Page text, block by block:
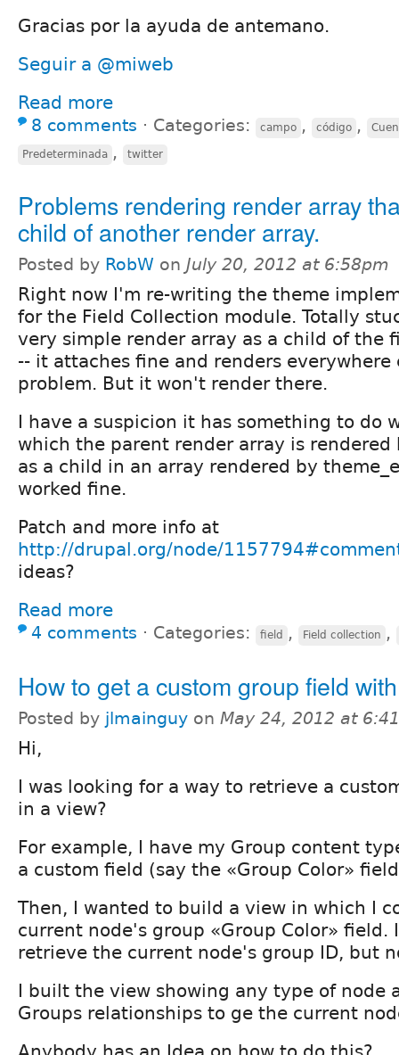
Gracias por la ayuda de antemano.
Seguir a @miweb
Read more
8 comments ⋅ Categories: campo , código ,
Predeterminada , twitter
Problems rendering render array
child of another render array.
Posted by RobW on July 20, 2012 at 6:58pm
Right now I'm re-writing the theme
for the Field Collection module. Totally
very simple render array as a child of the
-- it attaches fine and renders everywhere
problem. But it won't render there.
I have a suspicion it has something to do
which the parent render array is rendered
as a child in an array rendered by
worked fine.
Patch and more info at
http://drupal.org/node/
ideas?
Read more
4 comments ⋅ Categories: field , Field collection ,
How to get a custom group field
Posted by jlmainguy on May 24, 2012 at
Hi,
I was looking for a way to retrieve a
in a view?
For example, I have my Group content
a custom field (say the «Group Color»
Then, I wanted to build a view in which I
current node's group «Group Color» field.
retrieve the current node's group ID, but
I built the view showing any type of node
Groups relationships to ge the current